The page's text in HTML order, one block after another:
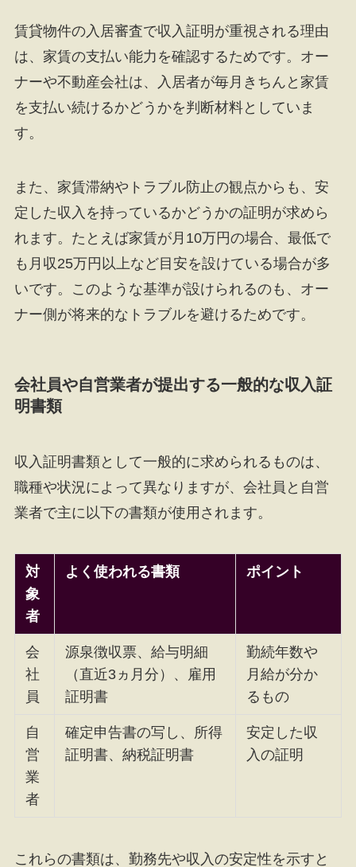
賃貸物件の入居審査で収入証明が重視される理由
は、家賃の支払い能力を確認するためです。オー
ナーや不動産会社は、入居者が毎月きちんと家賃
を支払い続けるかどうかを判断材料としていま
す。
また、家賃滞納やトラブル防止の観点からも、安
定した収入を持っているかどうかの証明が求めら
れます。たとえば家賃が月10万円の場合、最低で
も月収25万円以上など目安を設けている場合が多
いです。このような基準が設けられるのも、オー
ナー側が将来的なトラブルを避けるためです。
会社員や自営業者が提出する一般的な収入証
明書類
収入証明書類として一般的に求められるものは、
職種や状況によって異なりますが、会社員と自営
業者で主に以下の書類が使用されます。
対
象
者
よく使われる書類 ポイント
会
社
員
源泉徴収票、給与明細
（直近3ヵ月分）、雇用
証明書
勤続年数や
月給が分か
るもの
自
営
業
者
確定申告書の写し、所得
証明書、納税証明書
安定した収
入の証明
これらの書類は、勤務先や収入の安定性を示すと